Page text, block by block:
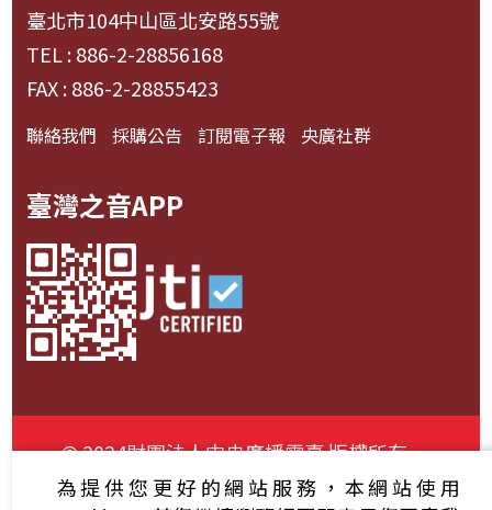
臺北市104中山區北安路55號
TEL : 886-2-28856168
FAX : 886-2-28855423
聯絡我們 採購公告 訂閱電子報 央廣社群
臺灣之音APP
© 2024財團法人中央廣播電臺 版權所有
資通安全政策聲明
服務條款 隱私權條款
為提供您更好的網站服務，本網站使用